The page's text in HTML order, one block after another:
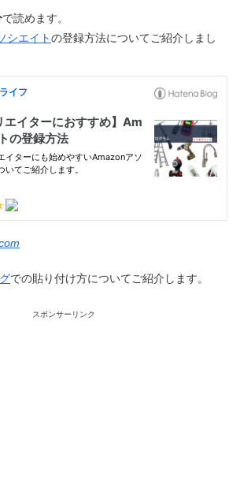
で読めます。
シエイトの登録方法についてご紹介しまし
での貼り付け方についてご紹介します。
スポンサーリンク